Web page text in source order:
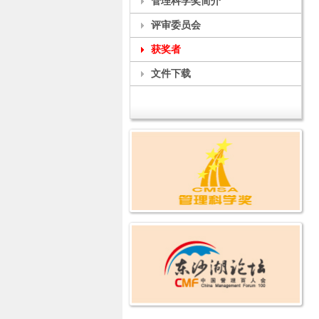
评审委员会
获奖者
文件下载